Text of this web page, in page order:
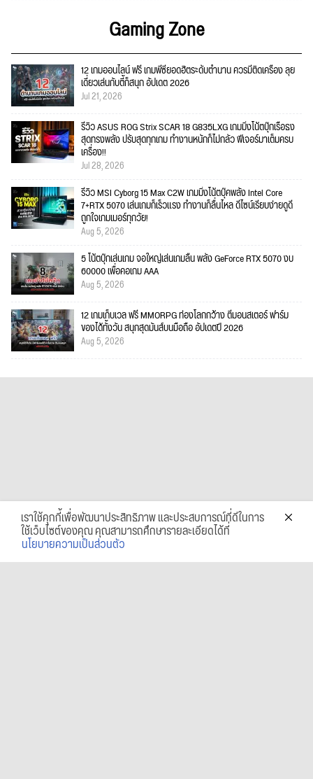
Gaming Zone
12 เกมออนไลน์ ฟรี เกมพีซียอดฮิตระดับตำนาน ควรมีติดเครื่อง ลุย
เดี่ยวเล่นกับตี้ก็สนุก อัปเดต 2026
Jul 21, 2026
รีวิว ASUS ROG Strix SCAR 18 G835LXG เกมมิ่งโน้ตบุ๊กเรือธง
สุดทรงพลัง ปรับสุดทุกเกม ทำงานหนักก็ไม่กลัว ฟีเจอร์มาเต็มครบ
เครื่อง!!
Jul 28, 2026
รีวิว MSI Cyborg 15 Max C2W เกมมิ่งโน้ตบุ๊คพลัง Intel Core
7+RTX 5070 เล่นเกมก็เร็วแรง ทำงานก็ลื่นไหล ดีไซน์เรียบง่ายดูดี
ถูกใจเกมเมอร์ทุกวัย!
Aug 5, 2026
5 โน้ตบุ๊กเล่นเกม จอใหญ่เล่นเกมลื่น พลัง GeForce RTX 5070 งบ
60000 เพื่อคอเกม AAA
Aug 5, 2026
12 เกมเก็บเวล ฟรี MMORPG ท่องโลกกว้าง ตีมอนสเตอร์ ฟาร์ม
ของได้ทั้งวัน สนุกสุดมันส์บนมือถือ อัปเดตปี 2026
Aug 5, 2026
เราใช้คุกกี้เพื่อพัฒนาประสิทธิภาพ และประสบการณ์ที่ดีในการ
ใช้เว็บไซต์ของคุณ คุณสามารถศึกษารายละเอียดได้ที่
นโยบายความเป็นส่วนตัว